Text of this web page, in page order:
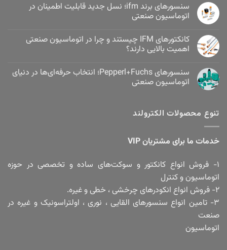
سنسورهای برند ifm؛ نسل جدید قابلیت اطمینان در
اتوماسیون صنعتی
کانکتورهای IFM چیستند و چرا در اتوماسیون صنعتی
اهمیت بالایی دارند؟
سنسورهای Pepperl+Fuchs؛ انتخاب حرفه‌ای‌ها در دنیای
اتوماسیون صنعتی
تنوع محصولات الکترولند
خدمات ما برای مشتریان VIP
۱- فروش انواع کانکتور و سوکت‌های ساده و تخصصی در حوزه
اتوماسیون و کنترل
۲- فروش انواع انکودرهای چرخشی ، خطی و غیره.
۳- تامین انواع سنسورهای القایی ، نوری ، اولتراسونیک و غیره در
صنعت
اتوماسیون